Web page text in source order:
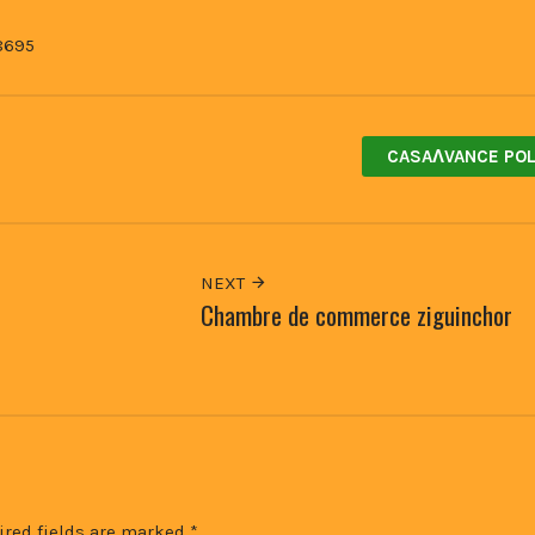
CASAɅVANCE
NEXT
Chambre de commerce ziguinchor